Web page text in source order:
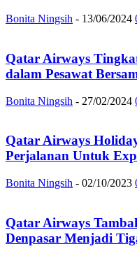
Bonita Ningsih - 13/06/2024
Qatar Airways
dalam Pesawat
Bonita Ningsih - 27/02/2024
Qatar Airways
Perjalanan Untuk
Bonita Ningsih - 02/10/2023
Qatar Airways
Denpasar Menjadi